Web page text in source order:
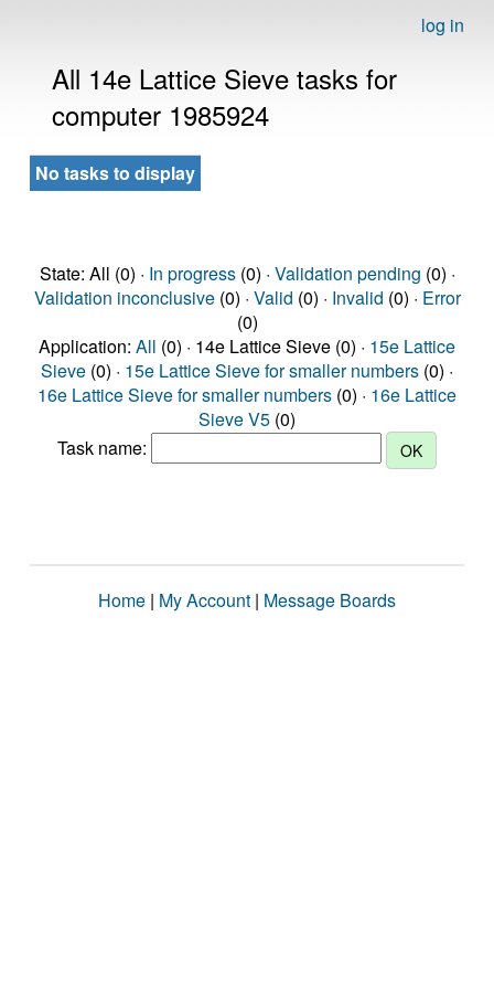
log in
All 14e Lattice Sieve tasks for
computer 1985924
No tasks to display
State: All (0) · In progress(0) · Validation pending (0) ·
Validation inconclusive(0) · Valid (0) · Invalid (0) · Error
(0)
Application: All (0) · 14e Lattice Sieve (0) · 15e Lattice
Sieve (0) · 15e Lattice Sieve for smaller numbers (0) ·
16e Lattice Sieve for smaller numbers (0) · 16e Lattice
Sieve V5 (0)
Task name:
Home | My Account | Message Boards